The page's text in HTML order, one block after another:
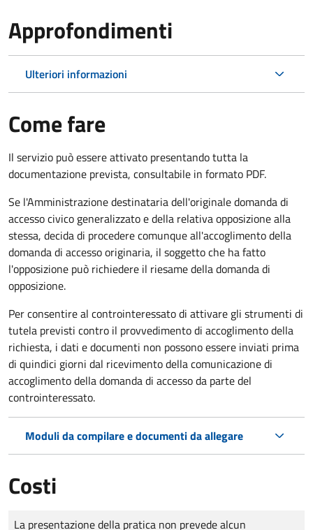
Approfondimenti
Ulteriori informazioni
Come fare
Il servizio può essere attivato presentando tutta la
documentazione prevista, consultabile in formato PDF.
Se l'Amministrazione destinataria dell'originale domanda di
accesso civico generalizzato e della relativa opposizione alla
stessa, decida di procedere comunque all'accoglimento della
domanda di accesso originaria, il soggetto che ha fatto
l'opposizione può richiedere il riesame della domanda di
opposizione.
Per consentire al controinteressato di attivare gli strumenti di
tutela previsti contro il provvedimento di accoglimento della
richiesta, i dati e documenti non possono essere inviati prima
di quindici giorni dal ricevimento della comunicazione di
accoglimento della domanda di accesso da parte del
controinteressato.
Moduli da compilare e documenti da allegare
Costi
Tipo di pagamento
Importo
La presentazione della pratica non prevede alcun